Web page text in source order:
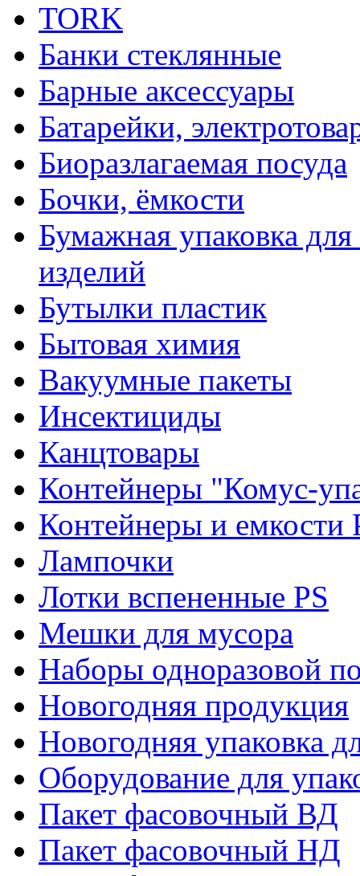
TORK
Банки стеклянные
Барные аксессуары
Батарейки,
Биоразлагаемая посуда
Бочки, ёмкости
Бумажная упаковка
изделий
Бутылки пластик
Бытовая химия
Вакуумные пакеты
Инсектициды
Канцтовары
Контейнеры "Комус-
Контейнеры и емкости
Лампочки
Лотки вспененные PS
Мешки для мусора
Наборы одноразовой
Новогодняя продукция
Новогодняя упаковка
Оборудование для
Пакет фасовочный ВД
Пакет фасовочный НД